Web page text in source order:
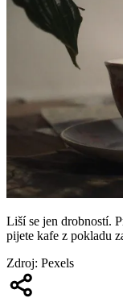
Liší se jen drobností.
pijete kafe z pokladu
Zdroj: Pexels